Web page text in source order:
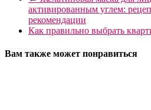
активированным углем:
рекомендации
Как правильно выбрать
Вам также может понравиться